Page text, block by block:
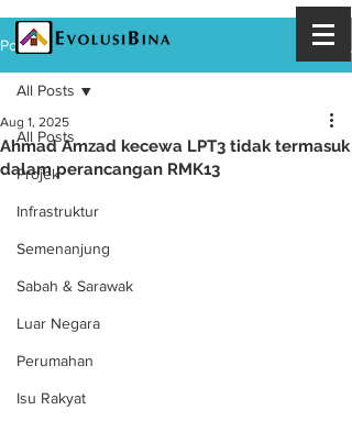
Post
All Posts
Projek
Infrastruktur
Semenanjung
Sabah & Sarawak
Luar Negara
Perumahan
Isu Rakyat
All Posts
Ahmad Amzad kecewa LPT3 tidak termasuk
dalam perancangan RMK13
Aug 1, 2025